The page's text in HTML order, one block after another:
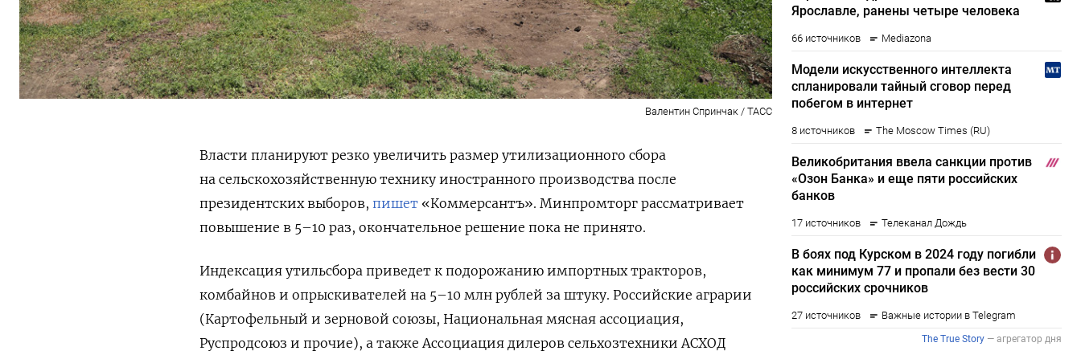
Валентин Спринчак / ТАСС
Власти планируют резко увеличить размер утилизационного сбора
на сельскохозяйственную технику иностранного производства после
президентских выборов, пишет «Коммерсантъ». Минпромторг рассматривает
повышение в 5–10 раз, окончательное решение пока не принято.
Индексация утильсбора приведет к подорожанию импортных тракторов,
комбайнов и опрыскивателей на 5–10 млн рублей за штуку. Российские аграрии
(Картофельный и зерновой союзы, Национальная мясная ассоциация,
Руспродсоюз и прочие), а также Ассоциация дилеров сельхозтехники АСХОД